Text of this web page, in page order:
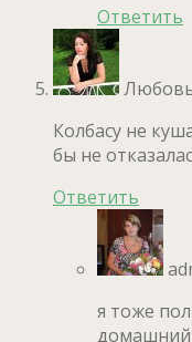
Ответить
Колбасу не
бы не
Ответить
я тоже
домашний